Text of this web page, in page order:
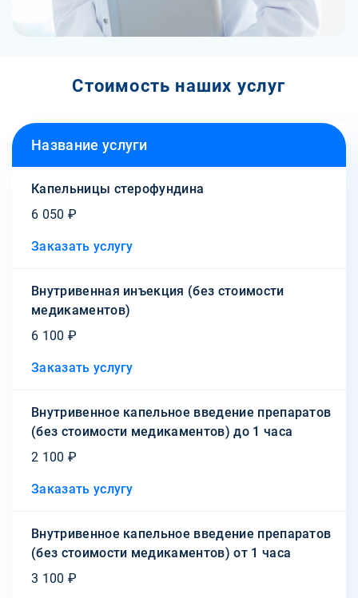
Стоимость наших услуг
Название услуги
Капельницы стерофундина
6 050 ₽
Заказать услугу
Внутривенная инъекция (без стоимости
медикаментов)
6 100 ₽
Заказать услугу
Внутривенное капельное введение препаратов
(без стоимости медикаментов) до 1 часа
2 100 ₽
Заказать услугу
Внутривенное капельное введение препаратов
(без стоимости медикаментов) от 1 часа
3 100 ₽